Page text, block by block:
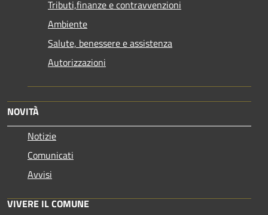
Tributi,finanze e contravvenzioni
Ambiente
Salute, benessere e assistenza
Autorizzazioni
NOVITÀ
Notizie
Comunicati
Avvisi
VIVERE IL COMUNE